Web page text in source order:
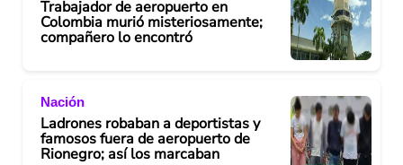
Trabajador de aeropuerto en
Colombia murió misteriosamente;
compañero lo encontró
Nación
Ladrones robaban a deportistas y
famosos fuera de aeropuerto de
Rionegro; así los marcaban